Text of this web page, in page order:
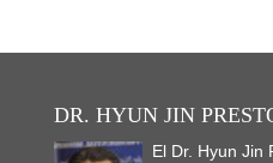
DR. HYUN JIN
El Dr. Hyun Jin